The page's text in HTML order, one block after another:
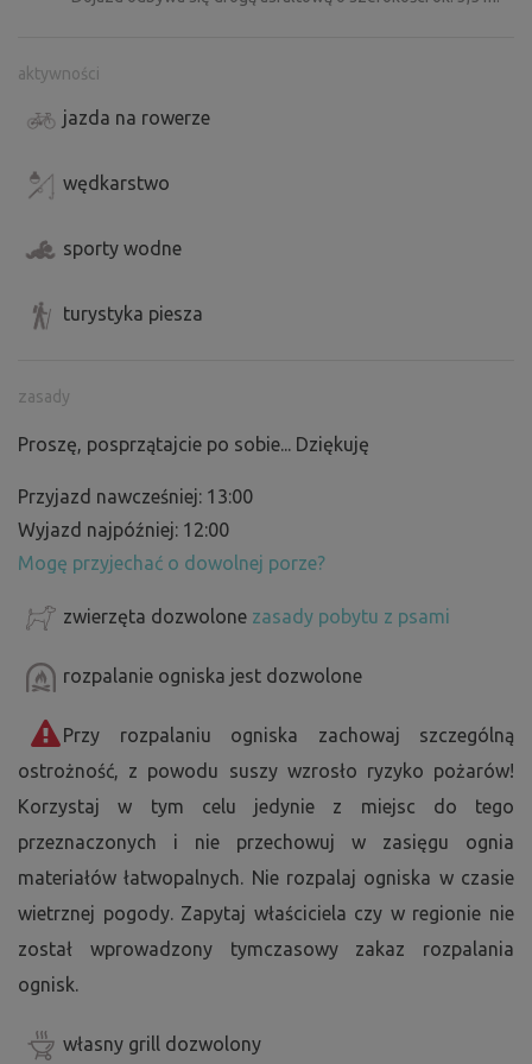
aktywności
jazda na rowerze
wędkarstwo
sporty wodne
turystyka piesza
zasady
Proszę, posprzątajcie po sobie... Dziękuję
Przyjazd nawcześniej: 13:00
Wyjazd najpóźniej: 12:00
Mogę przyjechać o dowolnej porze?
zwierzęta dozwolone zasady pobytu z psami
rozpalanie ogniska jest dozwolone
Przy rozpalaniu ogniska zachowaj szczególną
ostrożność, z powodu suszy wzrosło ryzyko pożarów!
Korzystaj w tym celu jedynie z miejsc do tego
przeznaczonych i nie przechowuj w zasięgu ognia
materiałów łatwopalnych. Nie rozpalaj ogniska w czasie
wietrznej pogody. Zapytaj właściciela czy w regionie nie
został wprowadzony tymczasowy zakaz rozpalania
ognisk.
własny grill dozwolony